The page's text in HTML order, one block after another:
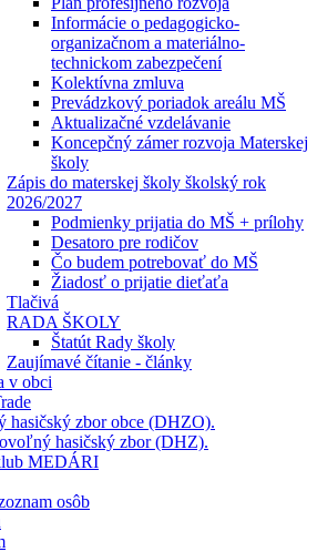
Informácie o pedagogicko-
organizačnom a materiálno-
technickom zabezpečení
Kolektívna zmluva
Prevádzkový poriadok areálu MŠ
Aktualizačné vzdelávanie
Koncepčný zámer rozvoja Materskej
školy
Zápis do materskej školy školský rok
2026/2027
Podmienky prijatia do MŠ + prílohy
Desatoro pre rodičov
Čo budem potrebovať do MŠ
Žiadosť o prijatie dieťaťa
Tlačivá
RADA ŠKOLY
Štatút Rady školy
Zaujímavé čítanie - články
v obci
hasičský zbor obce (DHZO).
hasičský zbor (DHZ).
MEDÁRI
osôb